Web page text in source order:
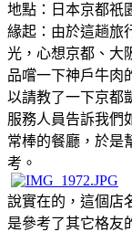
地點：日本京都祇
緣起：由於這趟旅
光，心想京都、大
品嚐一下神戶牛肉
以請教了一下京都
服務人員告訴我們
常棒的餐廳，於是
考。
說實在的，這個店
是參考了其它格友